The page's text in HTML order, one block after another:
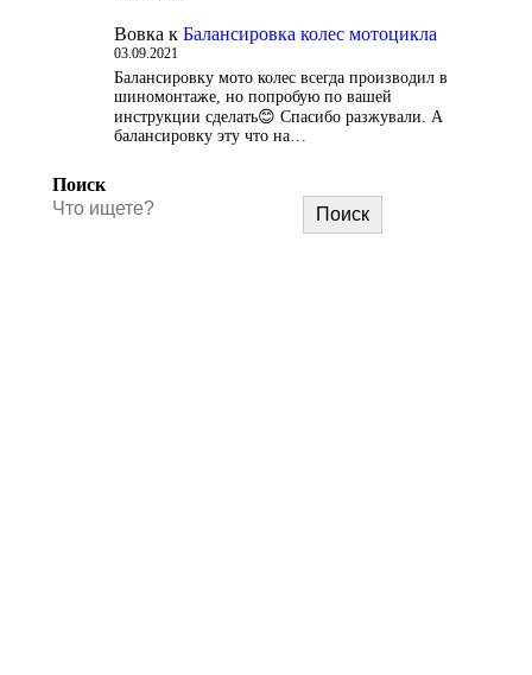
Вовка к Балансировка колес мотоцикла
03.09.2021
Балансировку мото колес всегда производил в
шиномонтаже, но попробую по вашей
инструкции сделать😊 Спасибо разжували. А
балансировку эту что на…
Поиск
Поиск